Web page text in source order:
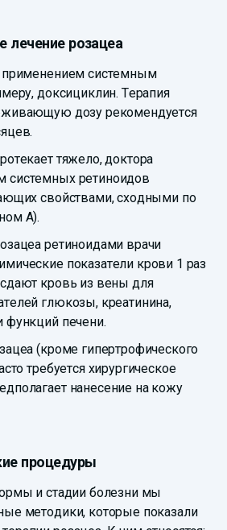
лечение розацеа
применением системным
доксициклин. Терапия
дозу рекомендуется
тяжело, доктора
системных ретиноидов
свойствами, сходными по
А).
ретиноидами врачи
показатели крови 1 раз
кровь из вены для
глюкозы, креатинина,
функций печени.
(кроме гипертрофического
требуется хирургическое
нанесение на кожу
процедуры
и стадии болезни мы
методики, которые показали